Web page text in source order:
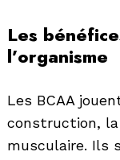
Les
l’organisme
Les BCAA
construction,
musculaire. Ils